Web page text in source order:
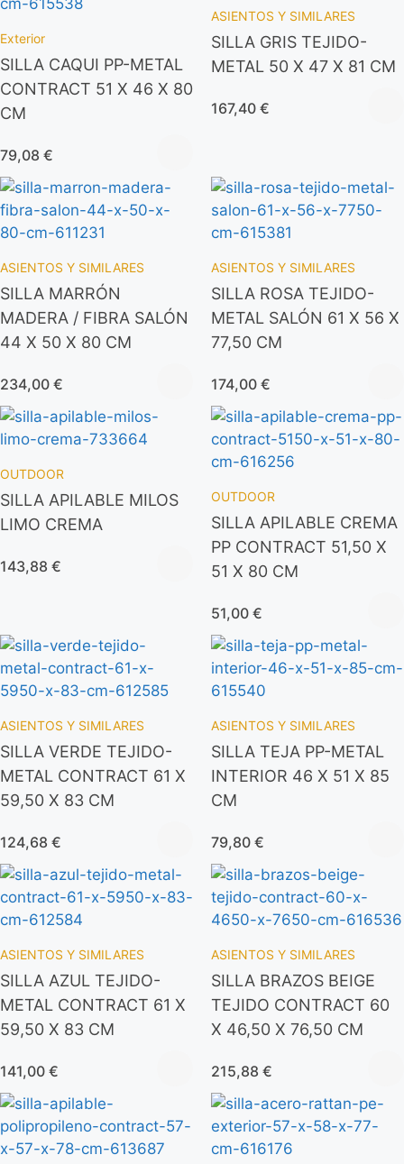
Exterior
SILLA CAQUI PP-METAL
CONTRACT 51 X 46 X 80
CM
79,08 €
ASIENTOS Y SIMILARES
SILLA GRIS TEJIDO-
METAL 50 X 47 X 81 CM
167,40 €
ASIENTOS Y SIMILARES
SILLA MARRÓN
MADERA / FIBRA SALÓN
44 X 50 X 80 CM
234,00 €
ASIENTOS Y SIMILARES
SILLA ROSA TEJIDO-
METAL SALÓN 61 X 56 X
77,50 CM
174,00 €
OUTDOOR
SILLA APILABLE MILOS
LIMO CREMA
143,88 €
OUTDOOR
SILLA APILABLE CREMA
PP CONTRACT 51,50 X
51 X 80 CM
51,00 €
ASIENTOS Y SIMILARES
SILLA VERDE TEJIDO-
METAL CONTRACT 61 X
59,50 X 83 CM
124,68 €
ASIENTOS Y SIMILARES
SILLA TEJA PP-METAL
INTERIOR 46 X 51 X 85
CM
79,80 €
ASIENTOS Y SIMILARES
SILLA AZUL TEJIDO-
METAL CONTRACT 61 X
59,50 X 83 CM
141,00 €
ASIENTOS Y SIMILARES
SILLA BRAZOS BEIGE
TEJIDO CONTRACT 60
X 46,50 X 76,50 CM
215,88 €